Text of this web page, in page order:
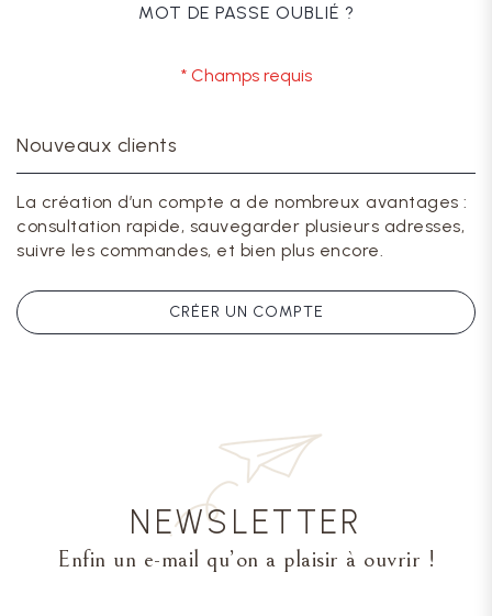
MOT DE PASSE OUBLIÉ ?
Nouveaux clients
La création d’un compte a de nombreux avantages :
consultation rapide, sauvegarder plusieurs adresses,
suivre les commandes, et bien plus encore.
CRÉER UN COMPTE
NEWSLETTER
Enfin un e-mail qu’on a plaisir à ouvrir !